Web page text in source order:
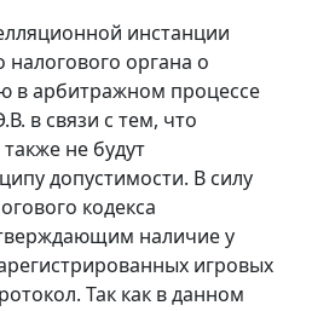
инстанции
налогового органа о
в арбитражном процессе
в связи с тем, что
не будут
допустимости. В силу
кодекса
наличие у
игровых
Так как в данном